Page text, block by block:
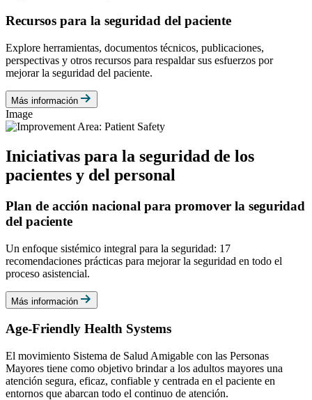
Recursos para la seguridad del paciente
Explore herramientas, documentos técnicos, publicaciones,
perspectivas y otros recursos para respaldar sus esfuerzos por
mejorar la seguridad del paciente.
Más información
Image
Iniciativas para la seguridad de los
pacientes y del personal
Plan de acción nacional para promover la seguridad
del paciente
Un enfoque sistémico integral para la seguridad: 17
recomendaciones prácticas para mejorar la seguridad en todo el
proceso asistencial.
Más información
Age-Friendly Health Systems
El movimiento Sistema de Salud Amigable con las Personas
Mayores tiene como objetivo brindar a los adultos mayores una
atención segura, eficaz, confiable y centrada en el paciente en
entornos que abarcan todo el continuo de atención.